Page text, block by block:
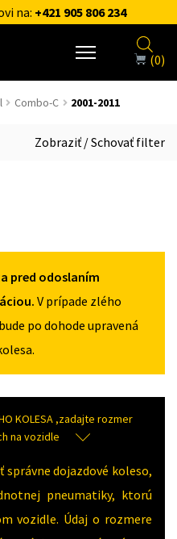
na: +421 905 806 234
(0)
Combo-C 2001-2011
Zobraziť / Schovať filter
pred odoslaním
V prípade zlého
po dohode upravená
KOLESA ,zadajte rozmer
na vozidle
správne dojazdové koleso,
pneumatiky, ktorú
vozidle. Údaj o rozmere